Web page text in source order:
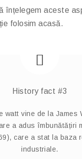
înțelegem aceste
folosim acasă.
History fact #3
watt vine de la James
a adus îmbunătățiri
care a stat la baza
industriale.